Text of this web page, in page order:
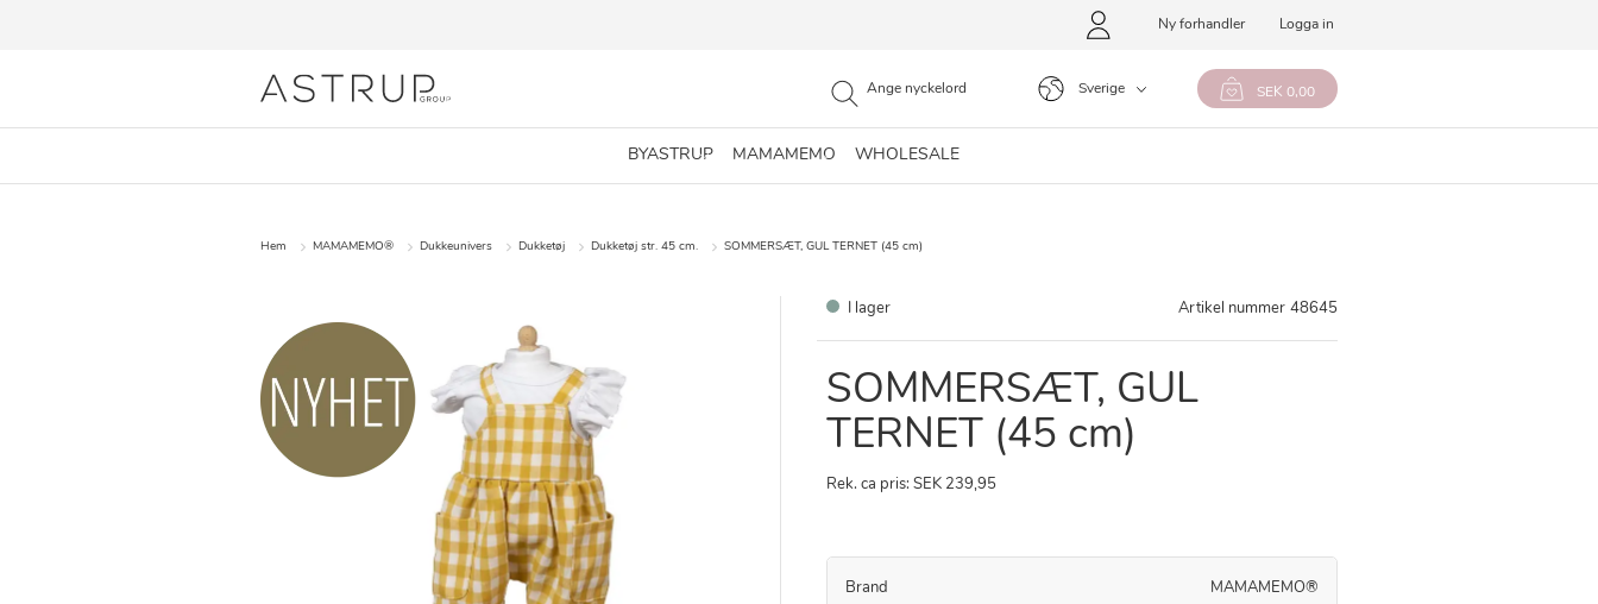
Ny forhandler Logga in
Sverige SEK 0,00
BYASTRUP MAMAMEMO WHOLESALE
Hem MAMAMEMO® Dukkeunivers Dukketøj Dukketøj str. 45 cm. SOMMERSÆT, GUL TERNET (45 cm)
I lager Artikel nummer 48645
SOMMERSÆT, GUL
TERNET (45 cm)
Rek. ca pris: SEK 239,95
Brand MAMAMEMO®